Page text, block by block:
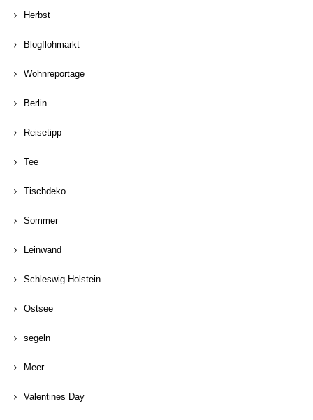
Herbst
Blogflohmarkt
Wohnreportage
Berlin
Reisetipp
Tee
Tischdeko
Sommer
Leinwand
Schleswig-Holstein
Ostsee
segeln
Meer
Valentines Day